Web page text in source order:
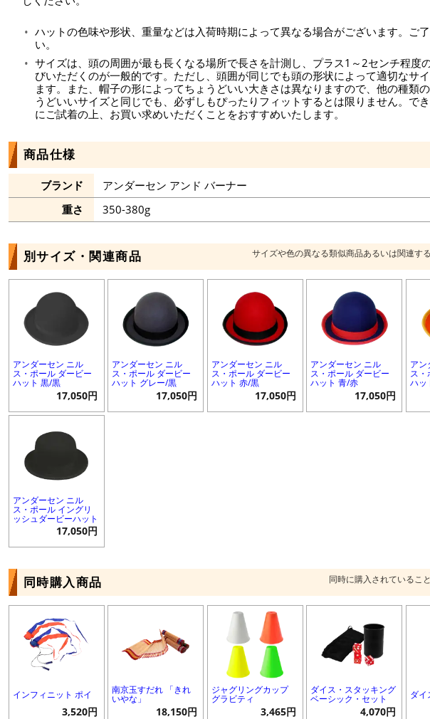
ハットの色味や形状、重量などは入荷時期によって異なる場合がございます。ご
い。
サイズは、頭の周囲が最も長くなる場所で長さを計測し、プラス1～2センチ程度
びいただくのが一般的です。ただし、頭囲が同じでも頭の形状によって適切なサ
ます。また、帽子の形によってちょうどいい大きさは異なりますので、他の種類
うどいいサイズと同じでも、必ずしもぴったりフィットするとは限りません。で
にご試着の上、お買い求めいただくことをおすすめいたします。
商品仕様
ブランド
アンダーセン アンド バーナー
重さ
350-380g
別サイズ・関連商品 サイズや色の異なる類似商品あるいは関連す
アンダーセン ニル
ス・ポール ダービー
ハット 黒/黒
17,050円
アンダーセン ニル
ス・ポール ダービー
ハット グレー/黒
17,050円
アンダーセン ニル
ス・ポール ダービー
ハット 赤/黒
17,050円
アンダーセン ニル
ス・ポール ダービー
ハット 青/赤
17,050円
アン
ス・
ハッ
アンダーセン ニル
ス・ポール イングリ
ッシュダービーハット
17,050円
同時購入商品 同時に購入されているこ
インフィニット ポイ
3,520円
南京玉すだれ 「きれ
いやな」
18,150円
ジャグリングカップ
グラビティ
3,465円
ダイス・スタッキング
ベーシック・セット
4,070円
ダイ